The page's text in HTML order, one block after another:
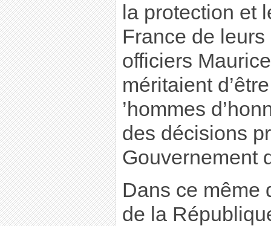
la protection et
France de
officiers
méritaient
’hommes
des décisions
Gouvernement
Dans ce même
de la